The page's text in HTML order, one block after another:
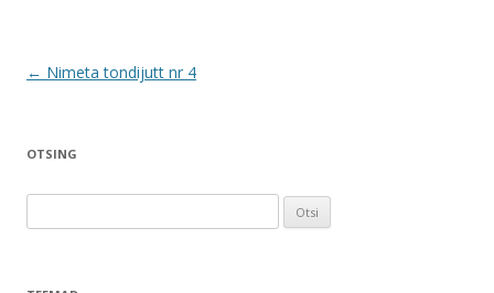
Postituste
← Nimeta tondijutt nr 4
OTSING
t
i